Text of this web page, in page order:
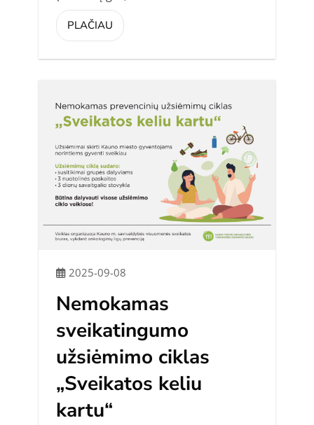
PLAČIAU
2025-09-08
Nemokamas
sveikatingumo
užsiėmimo ciklas
„Sveikatos keliu
kartu“